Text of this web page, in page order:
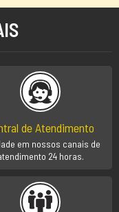
de Atendimento
em nossos canais de
24 horas.